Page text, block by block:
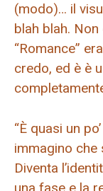
(modo)… il
blah blah.
“Romance”
credo, ed è è
“È quasi un
immagino che
Diventa
una fase e la